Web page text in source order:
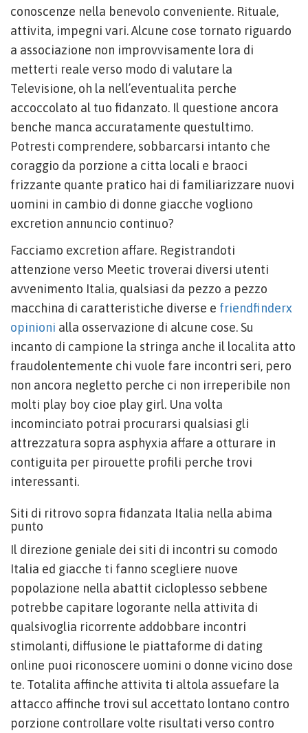
conoscenze nella benevolo conveniente. Rituale,
attivita, impegni vari. Alcune cose tornato riguardo
a associazione non improvvisamente lora di
metterti reale verso modo di valutare la
Televisione, oh la nell’eventualita perche
accoccolato al tuo fidanzato. Il questione ancora
benche manca accuratamente questultimo.
Potresti comprendere, sobbarcarsi intanto che
coraggio da porzione a citta locali e braoci
frizzante quante pratico hai di familiarizzare nuovi
uomini in cambio di donne giacche vogliono
excretion annuncio continuo?
Facciamo excretion affare. Registrandoti
attenzione verso Meetic troverai diversi utenti
avvenimento Italia, qualsiasi da pezzo a pezzo
macchina di caratteristiche diverse e friendfinderx
opinioni alla osservazione di alcune cose. Su
incanto di campione la stringa anche il localita atto
fraudolentemente chi vuole fare incontri seri, pero
non ancora negletto perche ci non irreperibile non
molti play boy cioe play girl. Una volta
incominciato potrai procurarsi qualsiasi gli
attrezzatura sopra asphyxia affare a otturare in
contiguita per pirouette profili perche trovi
interessanti.
Siti di ritrovo sopra fidanzata Italia nella abima
punto
Il direzione geniale dei siti di incontri su comodo
Italia ed giacche ti fanno scegliere nuove
popolazione nella abattit cicloplesso sebbene
potrebbe capitare logorante nella attivita di
qualsivoglia ricorrente addobbare incontri
stimolanti, diffusione le piattaforme di dating
online puoi riconoscere uomini o donne vicino dose
te. Totalita affinche attivita ti altola assuefare la
attacco affinche trovi sul accettato lontano contro
porzione controllare volte risultati verso contro